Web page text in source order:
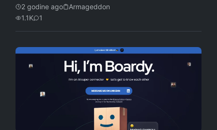
2 godine ago
Armageddon
1.1K
1